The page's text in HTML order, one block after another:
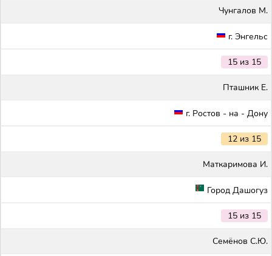
Чунгалов М.
г. Энгельс
15 из 15
Пташник Е.
г. Ростов - на - Дону
12 из 15
Маткаримова И.
Город Дашогуз
15 из 15
Семёнов С.Ю.